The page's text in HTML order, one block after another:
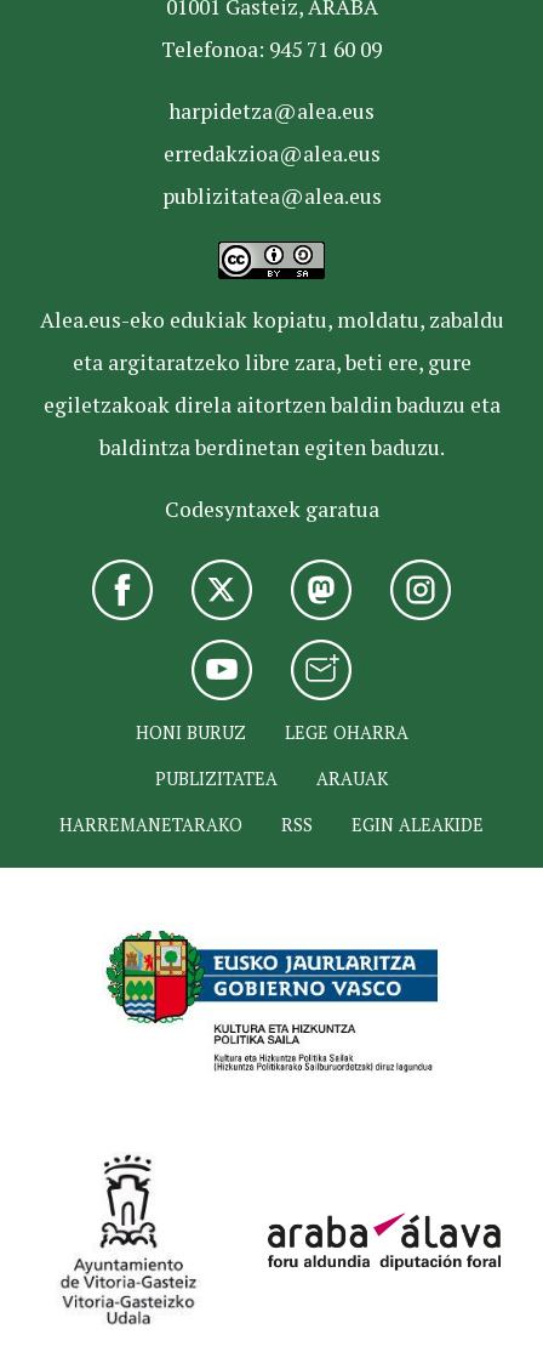
01001 Gasteiz, ARABA
Telefonoa: 945 71 60 09
harpidetza@alea.eus
erredakzioa@alea.eus
publizitatea@alea.eus
Alea.eus-eko edukiak kopiatu, moldatu, zabaldu
eta argitaratzeko libre zara, beti ere, gure
egiletzakoak direla aitortzen baldin baduzu eta
baldintza berdinetan egiten baduzu.
Codesyntaxek garatua
HONI BURUZ
LEGE OHARRA
PUBLIZITATEA
ARAUAK
HARREMANETARAKO
RSS EGIN ALEAKIDE